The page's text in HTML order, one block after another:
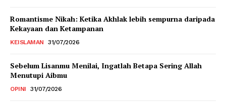
Romantisme Nikah: Ketika Akhlak lebih sempurna daripada
Kekayaan dan Ketampanan
KEISLAMAN 31/07/2026
Sebelum Lisanmu Menilai, Ingatlah Betapa Sering Allah
Menutupi Aibmu
OPINI 31/07/2026